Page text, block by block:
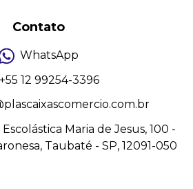
Contato
WhatsApp
+55 12 99254-3396
Maria de Jesus, 100 -
Taubaté - SP, 12091-050